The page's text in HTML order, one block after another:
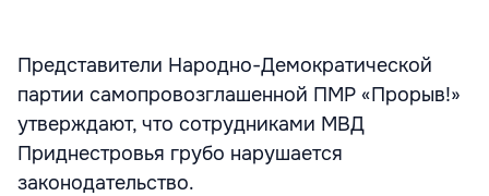
Представители Народно-Демократической
партии самопровозглашенной ПМР «Прорыв!»
утверждают, что сотрудниками МВД
Приднестровья грубо нарушается
законодательство.